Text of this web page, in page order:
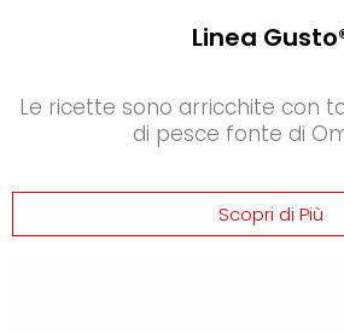
Linea
Le ricette sono arricchite con
di pesce fonte di
Scopri di Più